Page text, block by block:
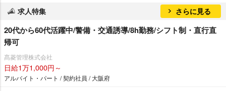
求人特集 さらに見る
20代から60代活躍中/警備・交通誘導/8h勤務/シフト制・直行直
帰可
髙菱管理株式会社
日給1万1,000円～
アルバイト・パート / 契約社員 / 大阪府